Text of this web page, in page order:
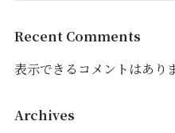
Recent Comments
表示できるコメントはあり
Archives